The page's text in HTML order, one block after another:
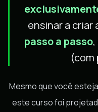
ensinar a criar
passo a passo
(com
Mesmo que você
este curso foi